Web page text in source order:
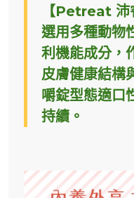
【Petreat 沛
選用多種動物
利機能成分，
皮膚健康結構
嚼錠型態適口
持續。